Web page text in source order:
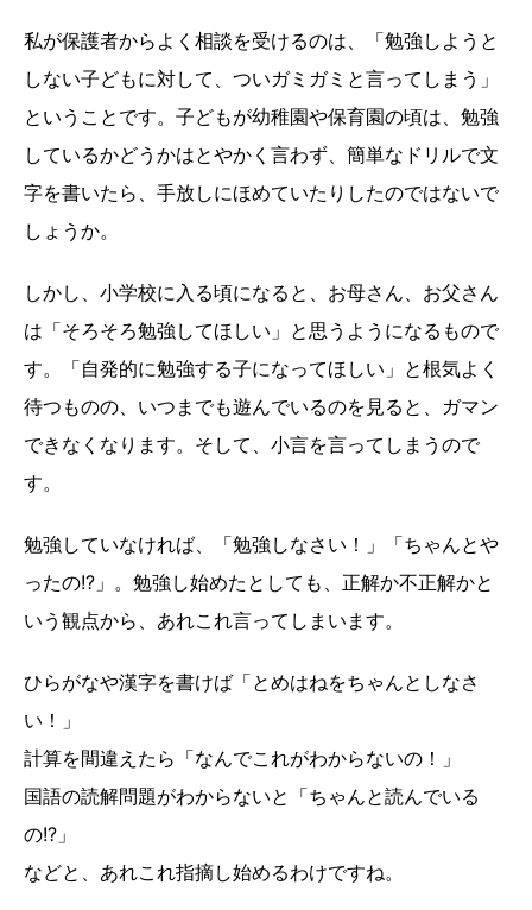
私が保護者からよく相談を受けるのは、「勉強しようと
しない子どもに対して、ついガミガミと言ってしまう」
ということです。子どもが幼稚園や保育園の頃は、勉強
しているかどうかはとやかく言わず、簡単なドリルで文
字を書いたら、手放しにほめていたりしたのではないで
しょうか。
しかし、小学校に入る頃になると、お母さん、お父さん
は「そろそろ勉強してほしい」と思うようになるもので
す。「自発的に勉強する子になってほしい」と根気よく
待つものの、いつまでも遊んでいるのを見ると、ガマン
できなくなります。そして、小言を言ってしまうので
す。
勉強していなければ、「勉強しなさい！」「ちゃんとや
ったの!?」。勉強し始めたとしても、正解か不正解かと
いう観点から、あれこれ言ってしまいます。
ひらがなや漢字を書けば「とめはねをちゃんとしなさ
い！」
計算を間違えたら「なんでこれがわからないの！」
国語の読解問題がわからないと「ちゃんと読んでいる
の!?」
などと、あれこれ指摘し始めるわけですね。